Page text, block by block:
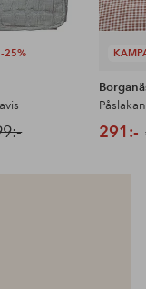
-25%
291:-